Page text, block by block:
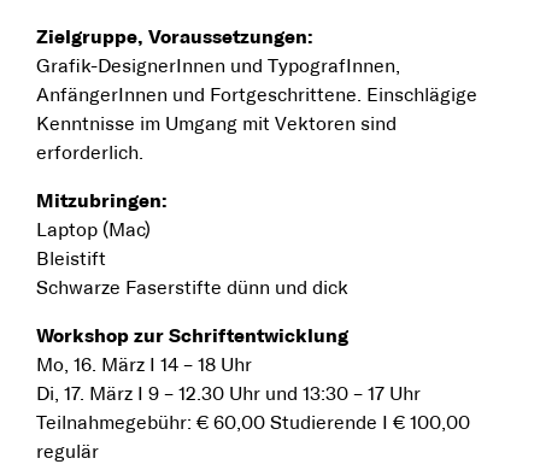
Zielgruppe, Voraussetzungen:
Grafik-DesignerInnen und TypografInnen,
AnfängerInnen und Fortgeschrittene. Einschlägige
Kenntnisse im Umgang mit Vektoren sind
erforderlich.
Mitzubringen:
Laptop (Mac)
Bleistift
Schwarze Faserstifte dünn und dick
Workshop zur Schriftentwicklung
Mo, 16. März I 14 – 18 Uhr
Di, 17. März I 9 – 12.30 Uhr und 13:30 – 17 Uhr
Teilnahmegebühr: € 60,00 Studierende I € 100,00
regulär